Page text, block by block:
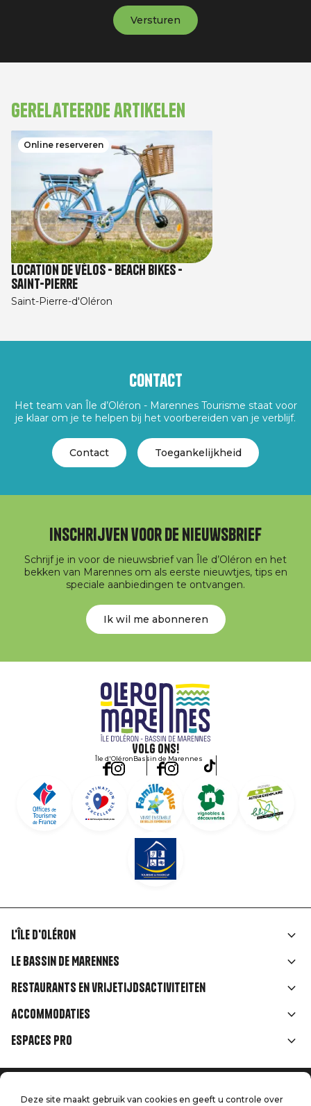
Gerelateerde artikelen
Online reserveren
Location de vélos - Beach Bikes -
Saint-Pierre
Saint-Pierre-d'Oléron
Contact
Het team van Île d’Oléron - Marennes Tourisme staat voor
je klaar om je te helpen bij het voorbereiden van je verblijf.
Contact Toegankelijkheid
Inschrijven voor de nieuwsbrief
Schrijf je in voor de nieuwsbrief van Île d’Oléron en het
bekken van Marennes om als eerste nieuwtjes, tips en
speciale aanbiedingen te ontvangen.
Ik wil me abonneren
Volg ons!
Île d'OléronBassin de Marennes
Liens
rubriques
L'île d'Oléron
Le Bassin de Marennes
Restaurants en vrijetijdsactiviteiten
Accommodaties
Espaces Pro
Home
Juridische informatie
Deze site maakt gebruik van cookies en geeft u controle over